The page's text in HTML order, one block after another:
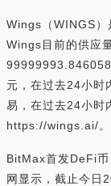
Wings（WINGS）
Wings目前的供应
元，在过去24小时
易，在过去24小时
https://wings.ai/。
BitMax首发DeFi
网显示，截止今日